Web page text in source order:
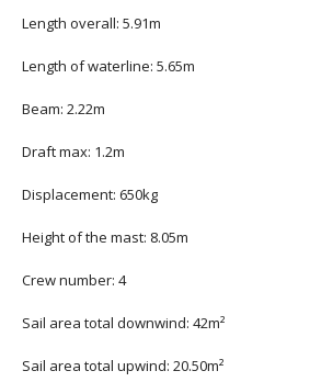
Length overall: 5.91m
Length of waterline: 5.65m
Beam: 2.22m
Draft max: 1.2m
Displacement: 650kg
Height of the mast: 8.05m
Crew number: 4
Sail area total downwind: 42m²
Sail area total upwind: 20.50m²